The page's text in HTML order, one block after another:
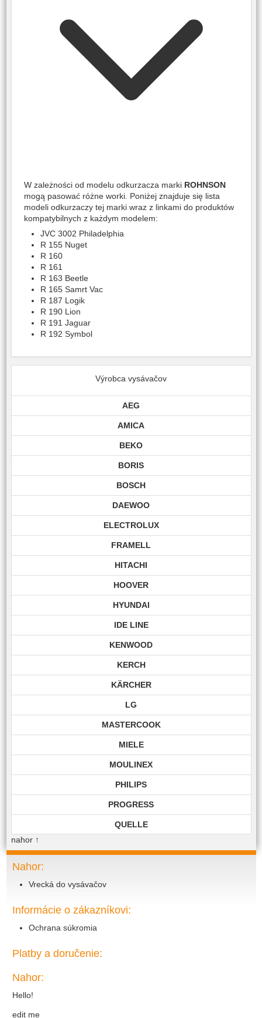
W zależności od modelu odkurzacza marki ROHNSON
mogą pasować różne worki. Poniżej znajduje się lista
modeli odkurzaczy tej marki wraz z linkami do produktów
kompatybilnych z każdym modelem:
JVC 3002 Philadelphia
R 155 Nuget
R 160
R 161
R 163 Beetle
R 165 Samrt Vac
R 187 Logik
R 190 Lion
R 191 Jaguar
R 192 Symbol
Výrobca vysávačov
AEG
AMICA
BEKO
BORIS
BOSCH
DAEWOO
ELECTROLUX
FRAMELL
HITACHI
HOOVER
HYUNDAI
IDE LINE
KENWOOD
KERCH
KÄRCHER
LG
MASTERCOOK
MIELE
MOULINEX
PHILIPS
PROGRESS
QUELLE
SIEMENS
nahor↑
Nahor:
Vrecká do vysávačov
Informácie o zákazníkovi:
Ochrana súkromia
Platby a doručenie:
Nahor:
Hello!
edit me